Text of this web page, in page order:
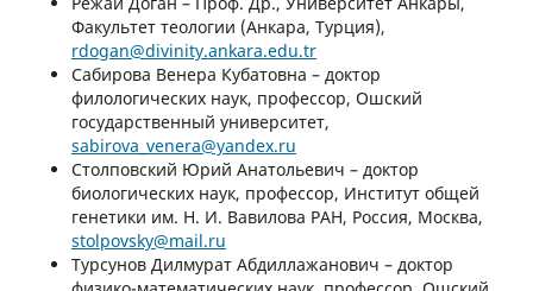
Факультет теологии (Анкара, Турция),
rdogan@divinity.ankara.edu.tr
Сабирова Венера Кубатовна – доктор
филологических наук, профессор, Ошский
государственный университет,
sabirova_venera@yandex.ru
Столповский Юрий Анатольевич – доктор
биологических наук, профессор, Институт общей
генетики им. Н. И. Вавилова РАН, Россия, Москва,
stolpovsky@mail.ru
Турсунов Дилмурат Абдиллажанович – доктор